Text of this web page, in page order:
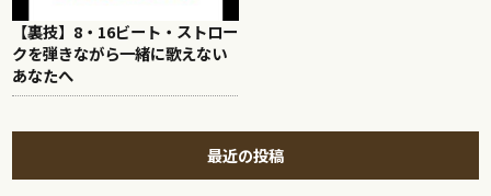
【裏技】8・16ビート・ストロー
クを弾きながら一緒に歌えない
あなたへ
最近の投稿